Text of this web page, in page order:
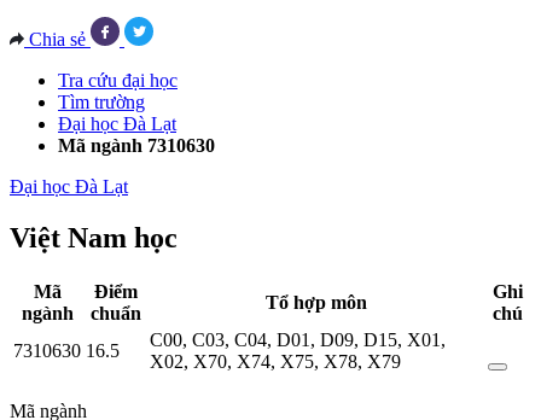
Chia sẻ
Tra cứu đại học
Tìm trường
Đại học Đà Lạt
Mã ngành 7310630
Đại học Đà Lạt
Việt Nam học
Mã
ngành
Điểm
chuẩn
Tổ hợp môn
Ghi
chú
7310630 16.5
C00, C03, C04, D01, D09, D15, X01,
X02, X70, X74, X75, X78, X79
Mã ngành